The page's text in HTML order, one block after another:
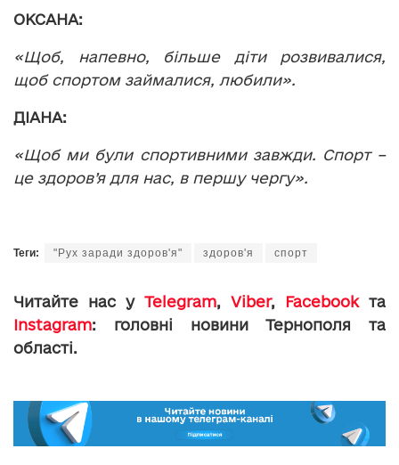
ОКСАНА:
«Щоб, напевно, більше діти розвивалися,
щоб спортом займалися, любили».
ДІАНА:
«Щоб ми були спортивними завжди. Спорт –
це здоров’я для нас, в першу чергу».
Теги: "Рух заради здоров'я" здоров'я спорт
Читайте нас у Telegram, Viber, Facebookта
Instagram: головні новини Тернополя та
області.